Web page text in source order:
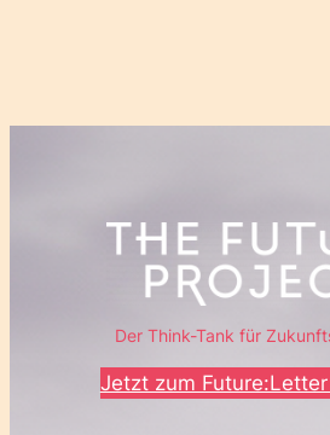
Der Think-Tank für
Jetzt zum